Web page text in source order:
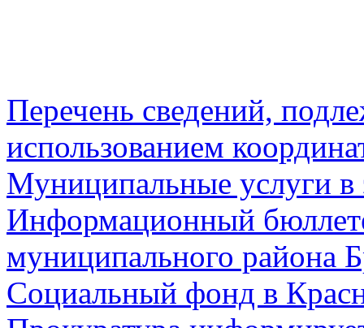
Перечень сведений,
использованием
Муниципальные услуги в
Информационный
муниципального района
Социальный фонд в